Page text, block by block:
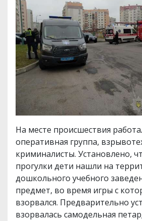
На месте происшествия
оперативная группа,
криминалисты. Установлено,
прогулки дети нашли на
дошкольного учебного
предмет, во время игры с
взорвался. Предварительно
взорвалась самодельная